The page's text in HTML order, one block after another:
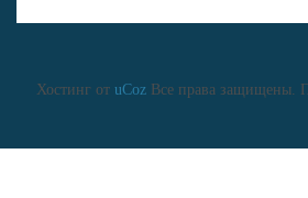
Хостинг от uCozВсе права защищены.